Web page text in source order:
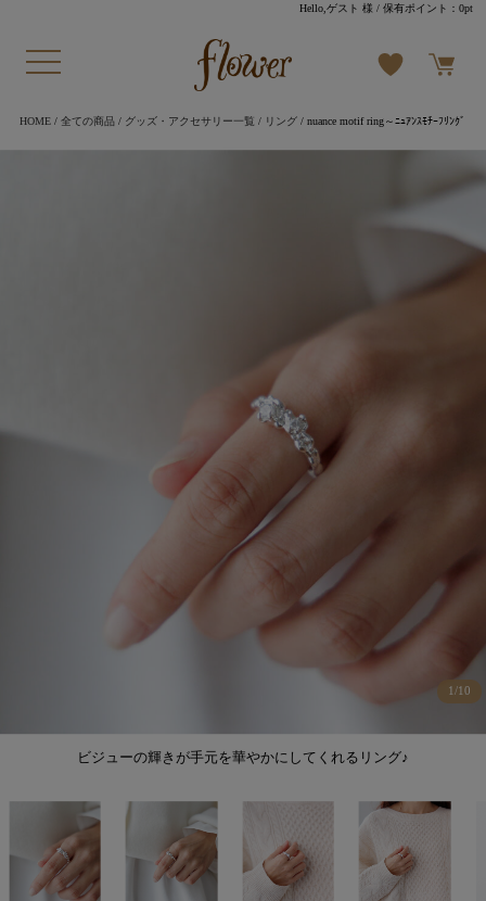
Hello,ゲスト 様 / 保有ポイント：0pt
HOME/ 全ての商品/ グッズ・アクセサリー一覧 / リング/ nuance motif ring～ﾆｭｱﾝｽﾓﾁｰﾌﾘﾝｸﾞ
ビジューの輝きが手元を華やかにしてくれるリング♪
1/10